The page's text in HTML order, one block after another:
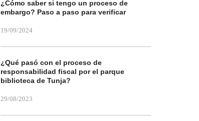
¿Cómo saber si tengo un proceso de
embargo? Paso a paso para verificar
19/09/2024
¿Qué pasó con el proceso de
responsabilidad fiscal por el parque
biblioteca de Tunja?
29/08/2023